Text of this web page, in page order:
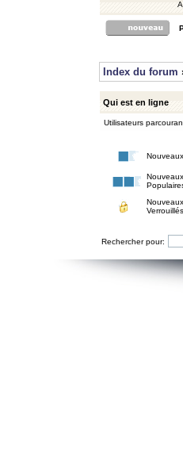
Index du forum
Qui est en ligne
Utilisateurs
Rechercher pour: